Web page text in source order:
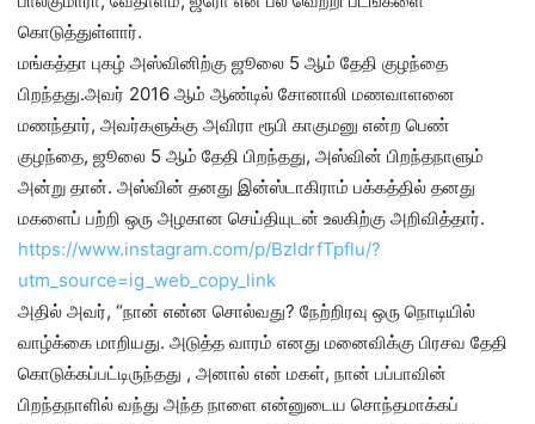
கொடுத்துள்ளார்.
மங்கத்தா புகழ் அஸ்வினிற்கு ஜூலை 5 ஆம் தேதி குழந்தை
பிறந்தது.அவர் 2016 ஆம் ஆண்டில் சோனாலி மணவாளனை
மணந்தார், அவர்களுக்கு அவிரா ரூபி காகுமனு என்ற பெண்
குழந்தை, ஜூலை 5 ஆம் தேதி பிறந்தது, அஸ்வின் பிறந்தநாளும்
அன்று தான். அஸ்வின் தனது இன்ஸ்டாகிராம் பக்கத்தில் தனது
மகளைப் பற்றி ஒரு அழகான செய்தியுடன் உலகிற்கு அறிவித்தார்.
https://www.instagram.com/p/BzldrfTpflu/?
utm_source=ig_web_copy_link
அதில் அவர், “நான் என்ன சொல்வது? நேற்றிரவு ஒரு நொடியில்
வாழ்க்கை மாறியது. அடுத்த வாரம் எனது மனைவிக்கு பிரசவ தேதி
கொடுக்கப்பட்டிருந்தது , அனால் என் மகள், நான் பப்பாவின்
பிறந்தநாளில் வந்து அந்த நாளை என்னுடைய சொந்தமாக்கப்